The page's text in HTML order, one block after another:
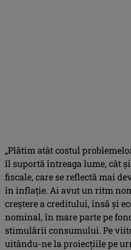
„Plătim atât costul
îl suportă întreaga lume, cât
fiscale, care se reflectă mai
în inflaţie. Ai avut un ritm
creştere a creditului, însă şi
nominal, în mare parte pe
stimulării consumului. Pe
uitându-ne la proiecţiile pe